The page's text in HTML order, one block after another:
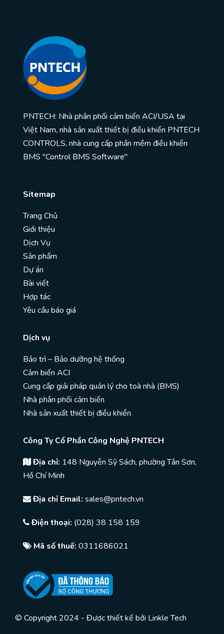
PNTECH: Nhà phân phối cảm biến ACI/USA tại
Việt Nam, nhà sản xuất thiết bị điều khiển PNTECH
CONTROLS, nhà cung cấp phần mềm điều khiển
BMS "Control BMS Software"
Sitemap
Trang Chủ
Giới thiệu
Dịch Vụ
Sản phẩm
Dự án
Bài viết
Hợp tác
Yêu cầu báo giá
Dịch vụ
Bảo trì – Bảo dưỡng hệ thống
Cảm biến ACI
Cung cấp giải pháp quản lý cho toà nhà (BMS)
Nhà phân phối cảm biến
Nhà sản xuất thiết bị điều khiển
Công Ty Cổ Phần Công Nghệ PNTECH
Địa chỉ: 148 Nguyễn Sỹ Sách, phường Tân Sơn,
Hồ Chí Minh
Địa chỉ Email: sales@pntech.vn
Điện thoại: (028) 38 158 159
Mã số thuế: 0311686021
© Copyright 2024 - Được thiết kế bởi Linkle Tech